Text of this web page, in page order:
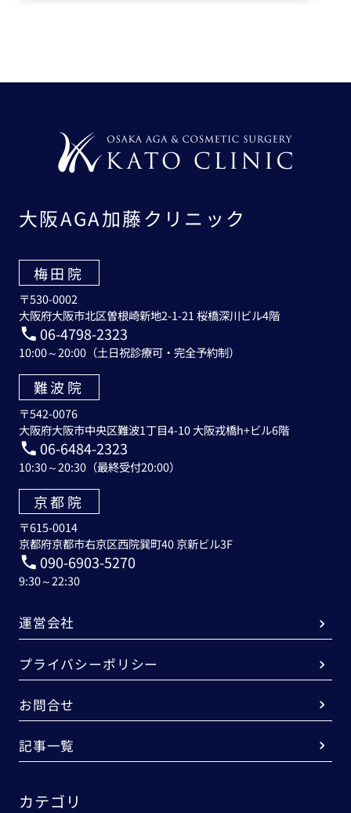
大阪AGA加藤クリニック
梅田院
〒530-0002
大阪府大阪市北区曽根崎新地2-1-21 桜橋深川ビル4階
06-4798-2323
10:00～20:00（土日祝診療可・完全予約制）
難波院
〒542-0076
大阪府大阪市中央区難波1丁目4-10 大阪戎橋h+ビル6階
06-6484-2323
10:30～20:30（最終受付20:00）
京都院
〒615-0014
京都府京都市右京区西院巽町40 京新ビル3F
090-6903-5270
9:30～22:30
運営会社
プライバシーポリシー
お問合せ
記事一覧
カテゴリ